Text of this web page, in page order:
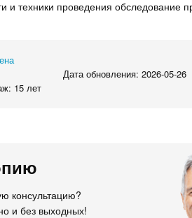
и техники проведения обследование
15 лет
Дата обновления: 2026-05-26
консультацию?
и без выходных!